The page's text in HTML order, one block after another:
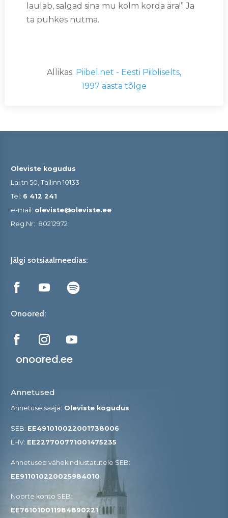
laulab, salgad sina mu kolm korda ära!” Ja
ta puhkes nutma.
Allikas: Piibel.net - Eesti Piibliselts,
1997 aasta tõlge
Oleviste kogudus
Lai tn 50, Tallinn 10133
Tel: 6 412 241
e-mail: oleviste@oleviste.ee
Reg.Nr: 80212972
Jälgi sotsiaalmeedias:
Onoored:
onoored.ee
Annetused
Annetuse saaja: Oleviste kogudus
SEB: EE491010022001738006
LHV: EE227700771001475235
Annetused vähekindlustatutele SEB​:
EE911010220025984010
Noorte konto SEB:
EE761010011984890221